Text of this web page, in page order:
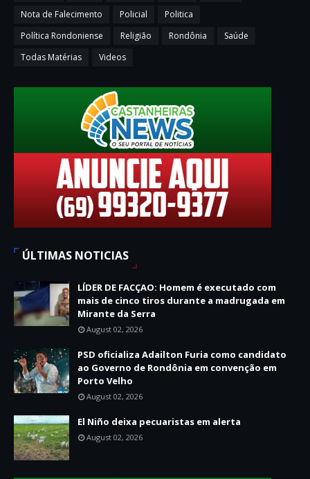
Nota de Falecimento
Policial
Politica
Política Rondoniense
Religião Rondônia
Saúde
Todas Matérias
Videos
ÚLTIMAS NOTICIAS
LÍDER DE FACÇAO: Homem é executado com
mais de cinco tiros durante a madrugada em
Mirante da Serra
August 02, 2026
PSD oficializa Adailton Furia como candidato
ao Governo de Rondônia em convenção em
Porto Velho
August 02, 2026
El Niño deixa pecuaristas em alerta
August 02, 2026